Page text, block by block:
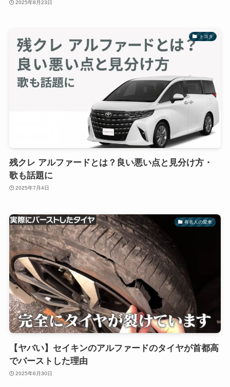
2025年8月23日
トヨタ
残クレ アルファードとは？良い悪い点と見分け方・
歌も話題に
2025年7月4日
有名人の愛車
【ヤバい】セイキンのアルファードのタイヤが首都高
でバーストした理由
2025年6月30日